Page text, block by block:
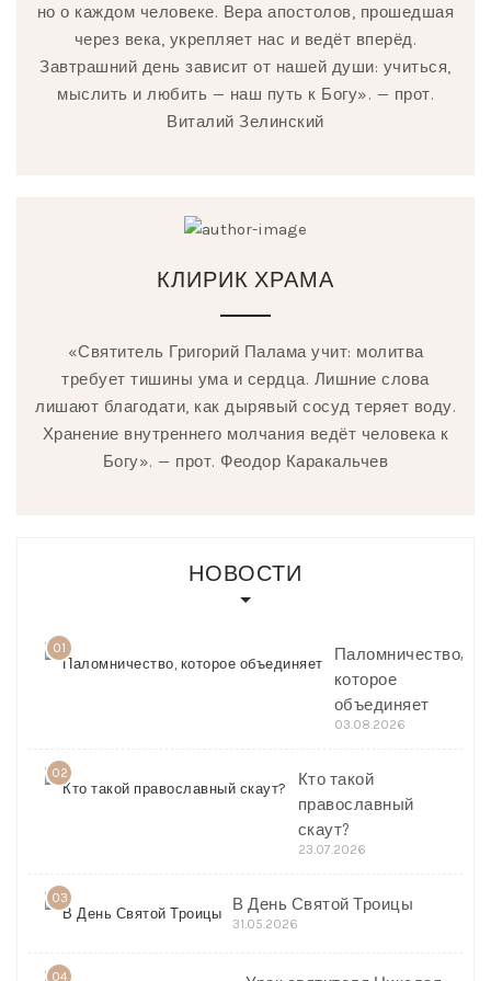
но о каждом человеке. Вера апостолов, прошедшая
через века, укрепляет нас и ведёт вперёд.
Завтрашний день зависит от нашей души: учиться,
мыслить и любить — наш путь к Богу». — прот.
Виталий Зелинский
КЛИРИК ХРАМА
«Святитель Григорий Палама учит: молитва
требует тишины ума и сердца. Лишние слова
лишают благодати, как дырявый сосуд теряет воду.
Хранение внутреннего молчания ведёт человека к
Богу». — прот. Феодор Каракальчев
НОВОСТИ
01
Паломничество,
которое
объединяет
03.08.2026
02
Кто такой
православный
скаут?
23.07.2026
03 В День Святой Троицы
31.05.2026
04